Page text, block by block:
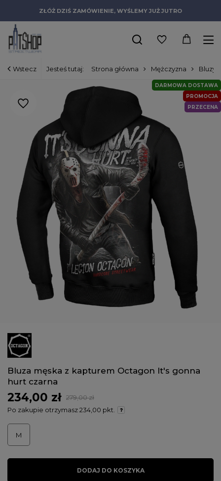
ZŁÓŻ DZIŚ ZAMÓWIENIE, WYŚLEMY JUŻ JUTRO
Wstecz Jesteś tutaj: Strona główna Mężczyzna Bluzy
PROMOCJA
PRZECENA
DARMOWA DOSTAWA
Bluza męska z kapturem Octagon It's gonna
hurt czarna
234,00 zł
279,00 zł
Po zakupie otrzymasz234,00 pkt.
M
DODAJ DO KOSZYKA